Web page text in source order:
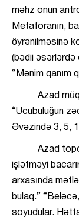
məhz onun
Metaforanın,
öyrənilməsinə
(bədii
“Mənim qanım
Azad
“Ucubuluğun
Əvəzində 3, 5,
Azad
işlətməyi
arxasında
bulaq.”
soyudular.